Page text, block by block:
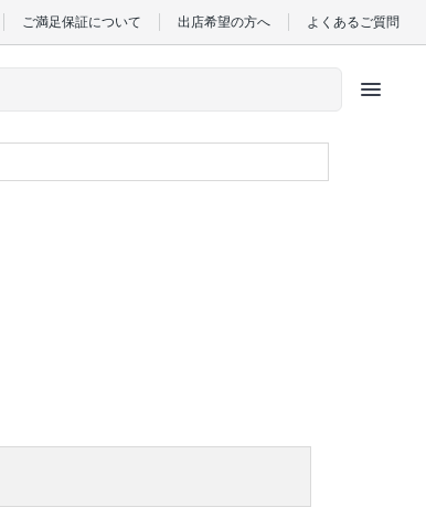
ご満足保証について 出店希望の方へ よくあるご質問
menu